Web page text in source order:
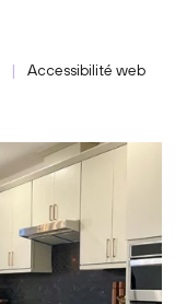
Accessibilité web